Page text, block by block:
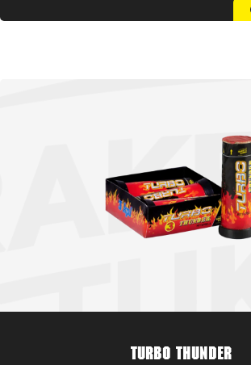
Turbo Thunder